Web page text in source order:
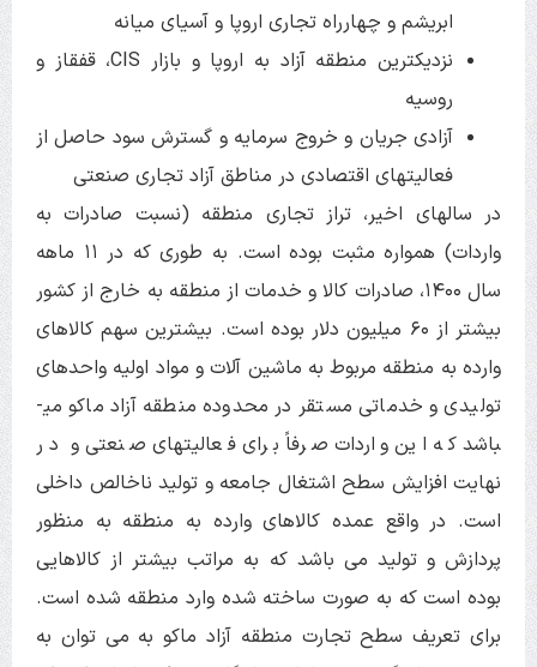
ابریشم و چهارراه تجاری اروپا و آسیای میانه
نزدیکترین منطقه آزاد به اروپا و بازار CIS، قفقاز و
روسیه
آزادی جریان و خروج سرمایه و گسترش سود حاصل از
فعالیت­های اقتصادی در مناطق آزاد تجاری صنعتی
در سال­های اخیر، تراز تجاری منطقه (نسبت صادرات به
واردات) همواره مثبت بوده است. به طوری که در ۱۱ ماهه
سال ۱۴۰۰، صادرات کالا و خدمات از منطقه به خارج از کشور
بیشتر از ۶۰ میلیون دلار بوده است. بیشترین سهم کالاهای
وارده به منطقه مربوط به ماشین آلات و مواد اولیه واحدهای
تولیدی و خدماتی مستقر در محدوده منطقه آزاد ماکو می­
باشد که این واردات صرفاً برای فعالیت­های صنعتی و در
نهایت افزایش سطح اشتغال جامعه و تولید ناخالص داخلی
است. در واقع عمده کالاهای وارده به منطقه به منظور
پردازش و تولید می باشد که به مراتب بیشتر از کالاهایی
بوده است که به صورت ساخته شده وارد منطقه شده است.
برای تعریف سطح تجارت منطقه آزاد ماکو به می توان به